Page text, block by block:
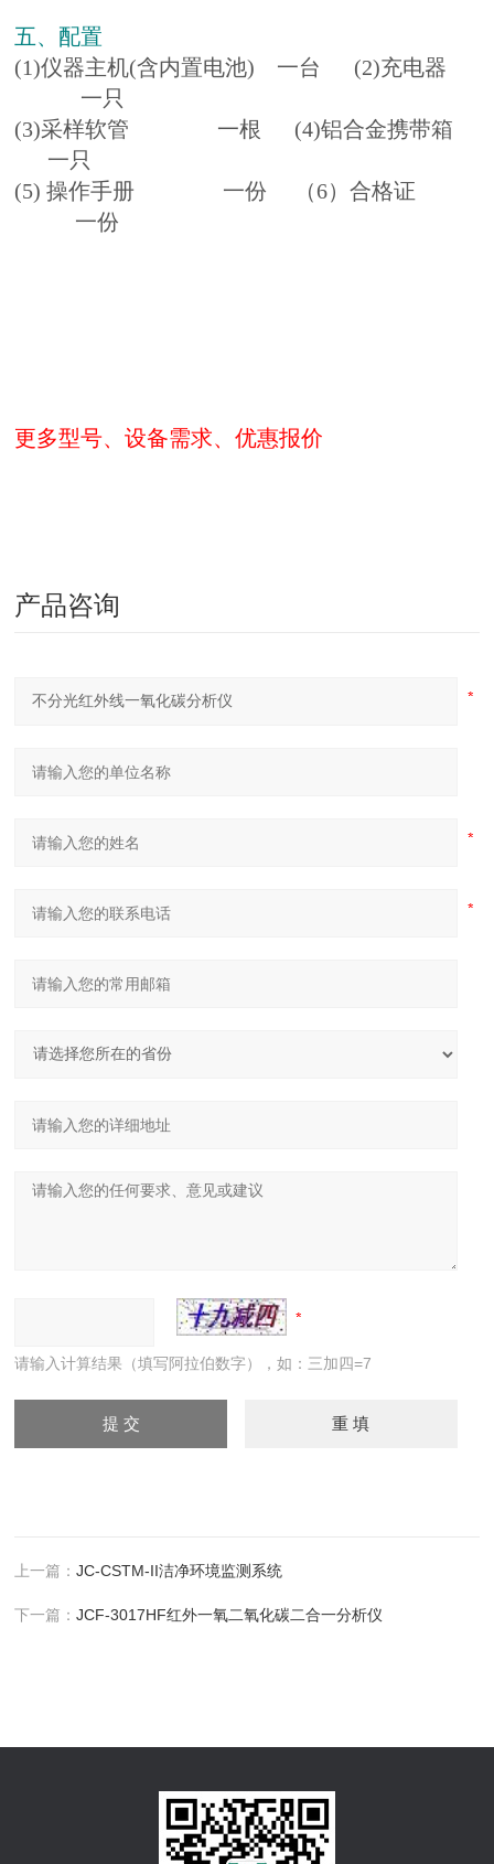
五、配置
(1)仪器主机(含内置电池) 一台 (2)充电器
一只
(3)采样软管 一根 (4)铝合金携带箱
一只
(5) 操作手册 一份 （6）合格证
一份
更多型号、设备需求、优惠报价
产品咨询
请输入计算结果（填写阿拉伯数字），如：三加四=7
上一篇：JC-CSTM-II洁净环境监测系统
下一篇：JCF-3017HF红外一氧二氧化碳二合一分析仪